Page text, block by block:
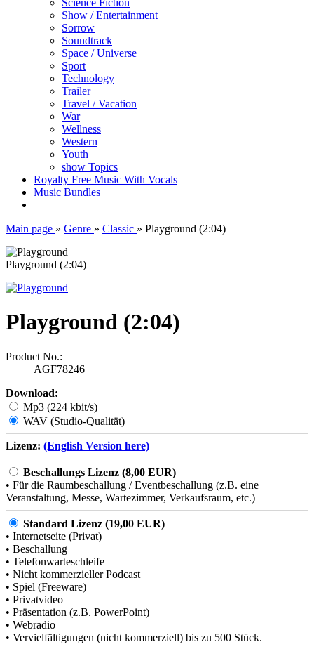
Science Fiction
Show / Entertainment
Sorrow
Soundtrack
Space / Universe
Sport
Technology
Trailer
Travel / Vacation
War
Wellness
Western
Youth
show Topics
Royalty Free Music With Vocals
Music Bundles
Main page » Genre » Classic » Playground (2:04)
Playground (2:04)
Playground (2:04)
Product No.:
AGF78246
Download:
Mp3 (224 kbit/s)
WAV (Studio-Qualität)
Lizenz: (English Version here)
Beschallungs Lizenz (8,00 EUR)
• Für die Raumbeschallung / Eventbeschallung (z.B. eine
Veranstaltung, Messe, Wartezimmer, Verkaufsraum, etc.)
Standard Lizenz (19,00 EUR)
• Internetseite (Privat)
• Beschallung
• Telefonwarteschleife
• Nicht kommerzieller Podcast
• Spiel (Freeware)
• Privatvideo
• Präsentation (z.B. PowerPoint)
• Webradio
• Vervielfältigungen (nicht kommerziell) bis zu 500 Stück.